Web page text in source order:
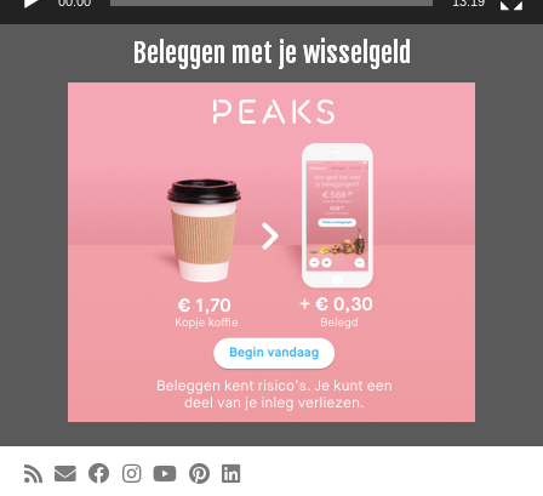
Beleggen met je wisselgeld